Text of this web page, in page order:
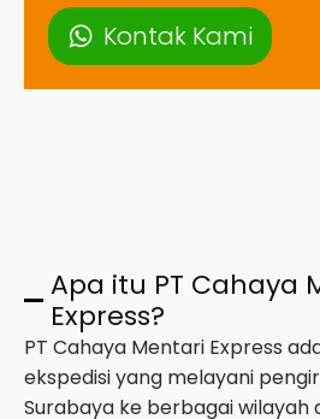
Kontak Kami
Apa itu PT Cahaya
Express?
PT Cahaya Mentari Express
ekspedisi yang melayani
Surabaya ke berbagai wilayah